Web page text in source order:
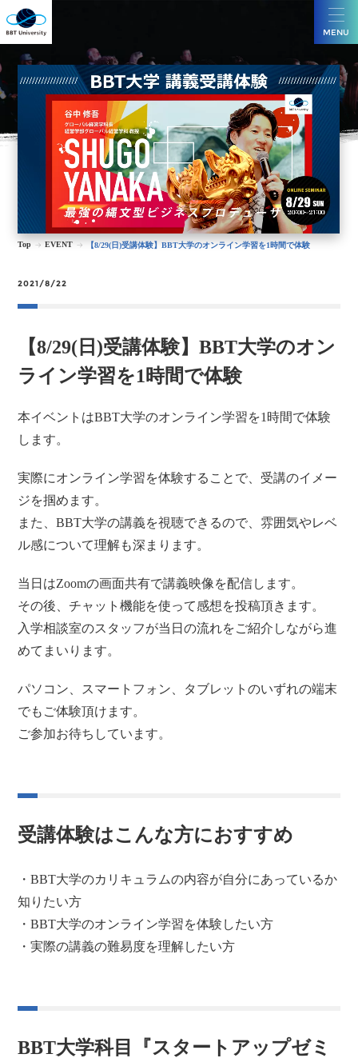
MENU
Top EVENT 【8/29(日)受講体験】BBT大学のオンライン学習を1時間で体験
2021/8/22
【8/29(日)受講体験】BBT大学のオン
ライン学習を1時間で体験
本イベントはBBT大学のオンライン学習を1時間で体験
します。
実際にオンライン学習を体験することで、受講のイメー
ジを掴めます。
また、BBT大学の講義を視聴できるので、雰囲気やレベ
ル感について理解も深まります。
当日はZoomの画面共有で講義映像を配信します。
その後、チャット機能を使って感想を投稿頂きます。
入学相談室のスタッフが当日の流れをご紹介しながら進
めてまいります。
パソコン、スマートフォン、タブレットのいずれの端末
でもご体験頂けます。
ご参加お待ちしています。
受講体験はこんな方におすすめ
・BBT大学のカリキュラムの内容が自分にあっているか
知りたい方
・BBT大学のオンライン学習を体験したい方
・実際の講義の難易度を理解したい方
BBT大学科目『スタートアップゼミ